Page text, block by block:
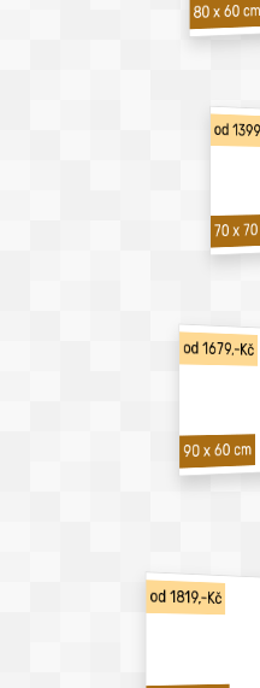
80 x 60 cm
od
70 x
od 1679,-Kč
90 x 60 cm
od 1819,-Kč